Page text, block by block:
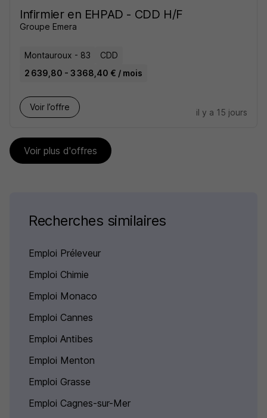
Infirmier en EHPAD - CDD H/F
Groupe Emera
Montauroux - 83
CDD
2 639,80 - 3 368,40 € / mois
Voir l’offre
il y a 15 jours
Voir plus d'offres
Recherches similaires
Emploi Préleveur
Emploi Chimie
Emploi Monaco
Emploi Cannes
Emploi Antibes
Emploi Menton
Emploi Grasse
Emploi Cagnes-sur-Mer